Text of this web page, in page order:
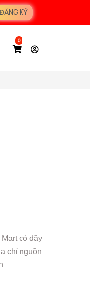
ĐĂNG KÝ
0
có đầy
chỉ nguồn